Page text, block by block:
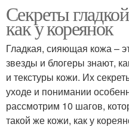
Секреты
как у кореянок
Гладкая, сияющая кожа –
звезды и блогеры знают,
и текстуры кожи. Их
уходе и понимании
рассмотрим 10 шагов,
такой же кожи, как у